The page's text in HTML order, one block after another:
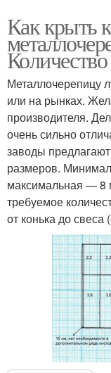
Как крыть
Металлочерепицу
или на рынках.
производителя.
очень сильно
заводы
размеров.
максимальная — 8
требуемое
от конька до свеса